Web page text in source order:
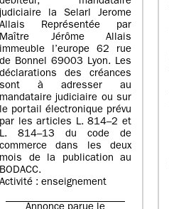
judiciaire la Selarl Jerome
Allais Représentée par
Maître Jérôme Allais
immeuble l’europe 62 rue
de Bonnel 69003 Lyon. Les
déclarations des créances
sont à adresser au
mandataire judiciaire ou sur
le portail électronique prévu
par les articles L. 814–2 et
L. 814–13 du code de
commerce dans les deux
mois de la publication au
BODACC.
Activité : enseignement